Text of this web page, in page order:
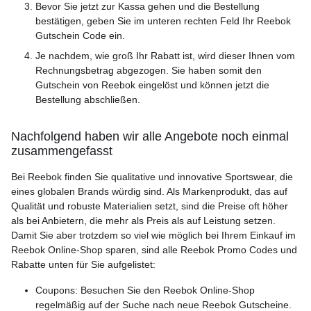
Bevor Sie jetzt zur Kassa gehen und die Bestellung
bestätigen, geben Sie im unteren rechten Feld Ihr Reebok
Gutschein Code ein.
Je nachdem, wie groß Ihr Rabatt ist, wird dieser Ihnen vom
Rechnungsbetrag abgezogen. Sie haben somit den
Gutschein von Reebok eingelöst und können jetzt die
Bestellung abschließen.
Nachfolgend haben wir alle Angebote noch einmal
zusammengefasst
Bei Reebok finden Sie qualitative und innovative Sportswear, die
eines globalen Brands würdig sind. Als Markenprodukt, das auf
Qualität und robuste Materialien setzt, sind die Preise oft höher
als bei Anbietern, die mehr als Preis als auf Leistung setzen.
Damit Sie aber trotzdem so viel wie möglich bei Ihrem Einkauf im
Reebok Online-Shop sparen, sind alle Reebok Promo Codes und
Rabatte unten für Sie aufgelistet:
Coupons: Besuchen Sie den Reebok Online-Shop
regelmäßig auf der Suche nach neue Reebok Gutscheine.